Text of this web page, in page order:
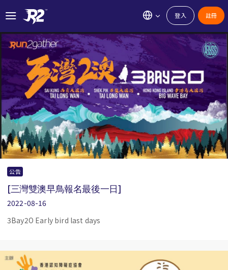
登入 註冊
公告
[三灣雙澳早鳥報名最後一日]
2022-08-16
3Bay2O Early bird last days